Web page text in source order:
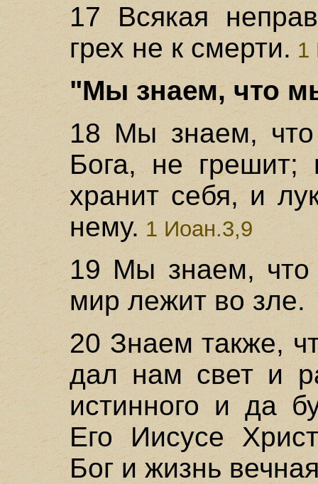
17 Всякая
грех не к смерти. 1
"Мы знаем, что
18 Мы знаем, что
Бога, не
хранит себя, и
нему. 1 Иоан.3,9
19 Мы знаем,
мир лежит во зле.
20 Знаем также,
дал нам свет и
истинного и да
Его Иисусе
Бог и жизнь